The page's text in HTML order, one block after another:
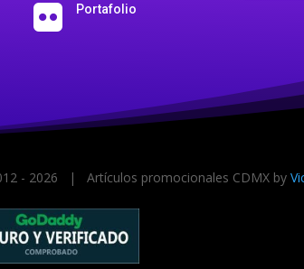
 Portafolio
- 2026 | Artículos promocionales CDMX by